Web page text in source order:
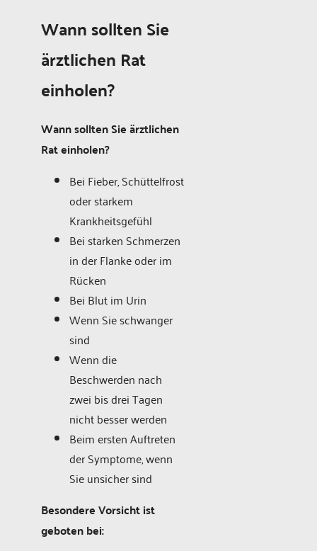
Wann sollten Sie
ärztlichen Rat
einholen?
Wann sollten Sie ärztlichen
Rat einholen?
Bei Fieber, Schüttelfrost
oder starkem
Krankheitsgefühl
Bei starken Schmerzen
in der Flanke oder im
Rücken
Bei Blut im Urin
Wenn Sie schwanger
sind
Wenn die
Beschwerden nach
zwei bis drei Tagen
nicht besser werden
Beim ersten Auftreten
der Symptome, wenn
Sie unsicher sind
Besondere Vorsicht ist
geboten bei: